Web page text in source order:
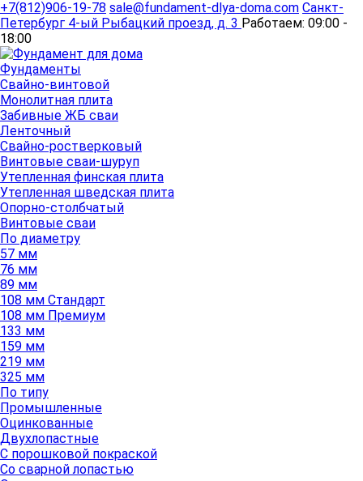
+7(812)906-19-78 sale@fundament-dlya-doma.com Санкт-
Петербург 4-ый Рыбацкий проезд, д. 3 Работаем: 09:00 -
18:00
Фундаменты
Свайно-винтовой
Монолитная плита
Забивные ЖБ сваи
Ленточный
Свайно-ростверковый
Винтовые сваи-шуруп
Утепленная финская плита
Утепленная шведская плита
Опорно-столбчатый
Винтовые сваи
По диаметру
57 мм
76 мм
89 мм
108 мм Стандарт
108 мм Премиум
133 мм
159 мм
219 мм
325 мм
По типу
Промышленные
Оцинкованные
Двухлопастные
С порошковой покраской
Со сварной лопастью